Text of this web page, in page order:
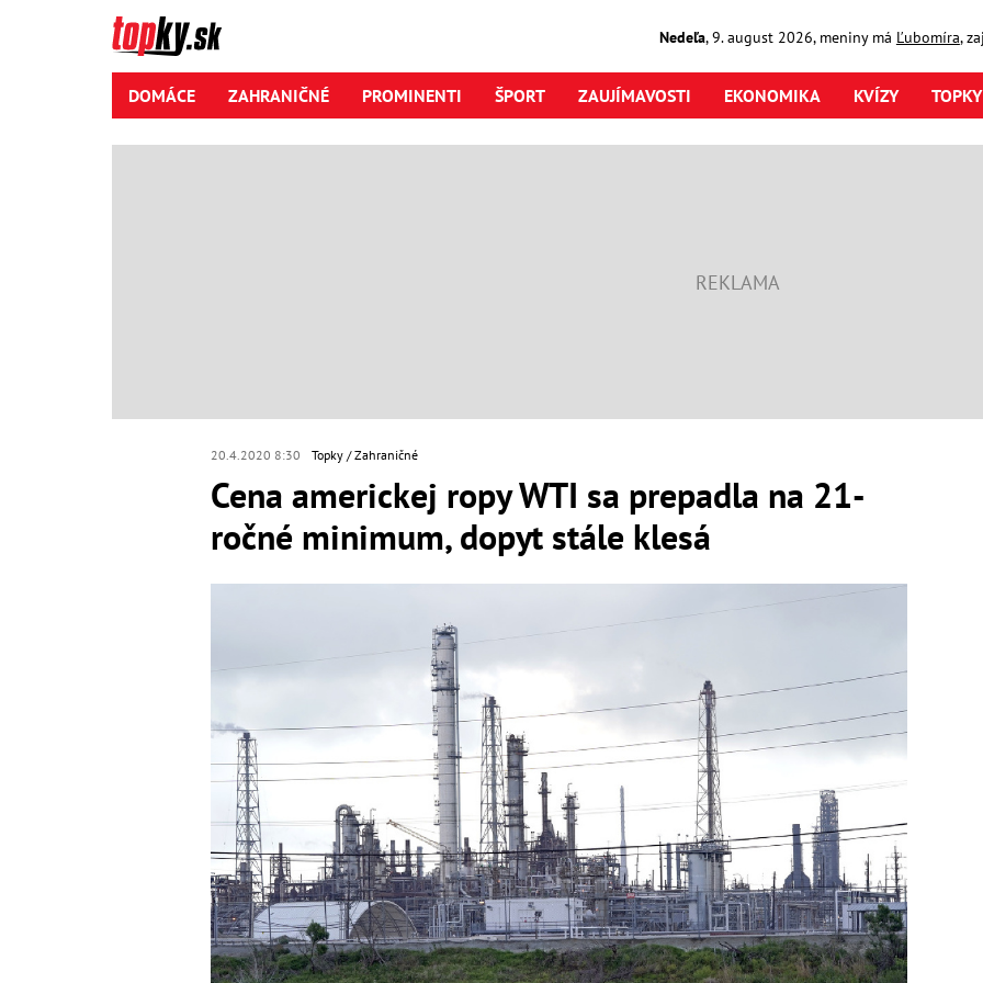
Nedeľa,9. august2026, meniny má Ľubomíra,
DOMÁCE ZAHRANIČNÉ PROMINENTI ŠPORT ZAUJÍMAVOSTI EKONOMIKA KVÍZY
20.4.2020 8:30 Topky Zahraničné
Cena americkej ropy WTI sa prepadla na 21-
ročné minimum, dopyt stále klesá